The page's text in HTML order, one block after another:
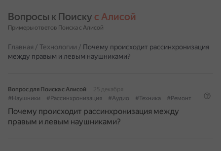
Вопросы к Поиску с Алисой
Примеры ответов Поиска с Алисой
Главная / Технологии / Почему происходит рассинхронизация
между правым и левым наушниками?
Вопрос для Поиска с Алисой
25 декабря
#Наушники
#Рассинхронизация #Аудио #Техника #Ремонт
Почему происходит рассинхронизация между
правым и левым наушниками?